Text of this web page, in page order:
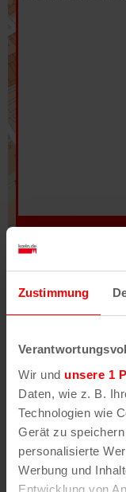
Zustimmung
Wir und unsere 1
Daten, wie z. B.
Technologien wie
Gerät zu
personalisierte
Werbung und
Entwicklung von
Darstellung des
erhältst Du
weiteren Details
Unser
OpenStreetMap
Mitwirkende
)